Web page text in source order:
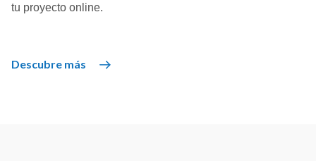
tu proyecto online.
Descubre más